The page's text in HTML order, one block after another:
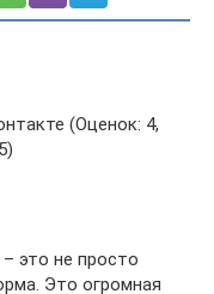
(Оценок: 4,
– это не просто
Это огромная